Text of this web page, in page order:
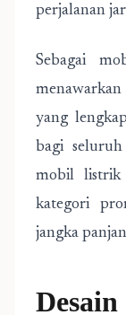
perjalanan
Sebagai
yang
bagi
mobil
kategori
jangka